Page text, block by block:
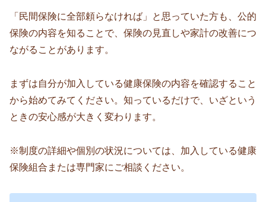
「民間保険に全部頼らなければ」と思っていた方も、公的
保険の内容を知ることで、保険の見直しや家計の改善につ
ながることがあります。
まずは自分が加入している健康保険の内容を確認すること
から始めてみてください。知っているだけで、いざという
ときの安心感が大きく変わります。
※制度の詳細や個別の状況については、加入している健康
保険組合または専門家にご相談ください。